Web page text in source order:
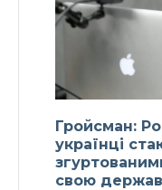
Гройсман:
українці
свою